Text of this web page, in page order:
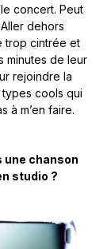
concert. Peut
dehors
trop cintrée et
minutes de leur
rejoindre la
types cools qui
à m’en faire.
une chanson
studio ?